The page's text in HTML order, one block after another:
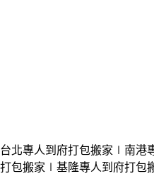
台北專人到府打包搬家 ∣南港
打包搬家 ∣基隆專人到府打包